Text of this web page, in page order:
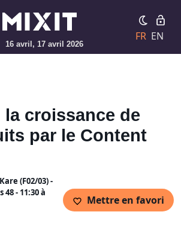
16 avril, 17 avril 2026
FR EN
la croissance de
par le Content
(F02/03) -
48 - 11:30 à
Mettre en favori